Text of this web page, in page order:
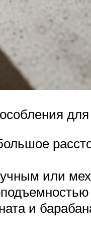
для
или
и